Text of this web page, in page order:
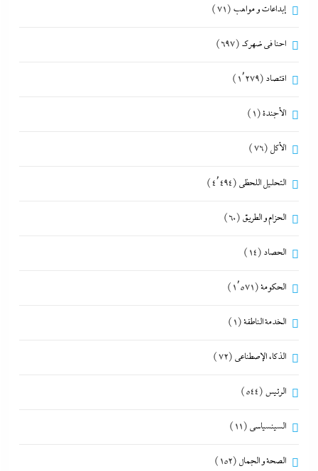
إبداعات و مواهب (71)
احنا في ضهرك (697)
اقتصاد (1٬279)
الأجندة(1)
الأكل (76)
التحليل اللحظي (4٬494)
الحزام و الطريق (60)
الحصاد (14)
الحكومة(1٬571)
الخدمة الناطقة(1)
الذكاء الإصطناعي (72)
الرئيس (544)
السينسياسي (11)
الصحة و الجمال (152)